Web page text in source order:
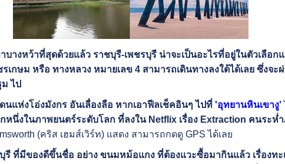
บางหว้าที่สุดด้วยแล้ว ราชบุรี-เพชรบุรี น่าจะเป็นอะไรที่อยู่ในตัวเลือก
เกษม หรือ ทางหลวง หมายเลข 4 สามารถเดินทางลงใต้ได้เลย ซึ่งจะ
ไป
นแห่งโอ่งมังกร อันเลื่องลือ หากเอาฟีลเช็คอินๆ ไปที่ 'อุทยานหินเขางู'
หนึ่งในภาพยนตร์ระดับโลก ที่ลงใน Netflix เรื่อง Extraction คนระห่
(คริส เฮมส์เวิร์ท) แสดง สามารถกดดู GPS ได้เลย
รี ที่มีของดีขึ้นชื่อ อย่าง ขนมหม้อแกง ที่ต้องแวะซื้อมากินแล้ว เรื่องทะ